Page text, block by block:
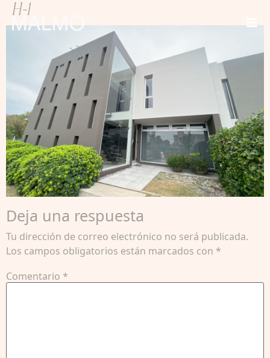
H-1
Deja una respuesta
Tu dirección de correo electrónico no será publicada.
Los campos obligatorios están marcados con *
Comentario *